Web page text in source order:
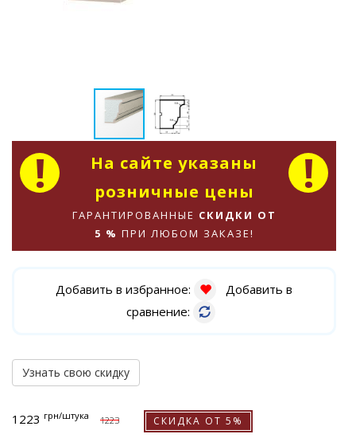
На сайте указаны
розничные цены
ГАРАНТИРОВАННЫЕ СКИДКИ ОТ
5 % ПРИ ЛЮБОМ ЗАКАЗЕ!
Добавить в избранное:
Добавить в
сравнение:
Узнать свою скидку
1223 грн/штука 1223 СКИДКА ОТ 5%